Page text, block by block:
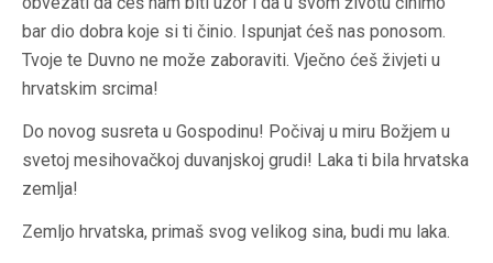
bar dio dobra koje si ti činio. Ispunjat ćeš nas ponosom.
Tvoje te Duvno ne može zaboraviti. Vječno ćeš živjeti u
hrvatskim srcima!
Do novog susreta u Gospodinu! Počivaj u miru Božjem u
svetoj mesihovačkoj duvanjskoj grudi! Laka ti bila hrvatska
zemlja!
Zemljo hrvatska, primaš svog velikog sina, budi mu laka.